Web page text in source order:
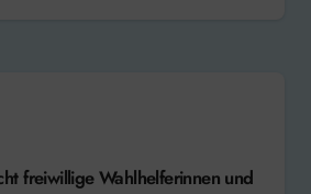
freiwillige Wahlhelferinnen und